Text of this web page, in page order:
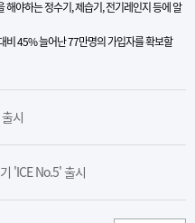
야하는 정수기, 제습기, 전기레인지 등에 알
비 45% 늘어난 77만명의 가입자를 확보할
시
'ICE No.5' 출시